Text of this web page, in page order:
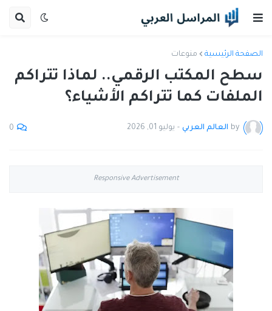
الصفحة الرئيسية منوعات
سطح المكتب الرقمي.. لماذا تتراكم
الملفات كما تتراكم الأشياء؟
by العالم العربي - يوليو 01, 2026 0
Responsive Advertisement